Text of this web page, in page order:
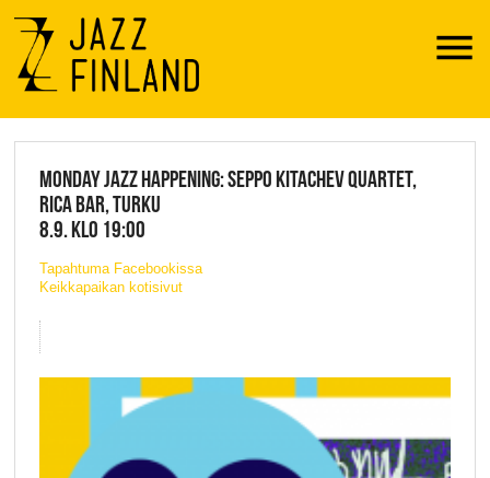
Menu
JAZZ FINLAND LIVE
MONDAY JAZZ HAPPENING: SEPPO KITACHEV QUARTET,
RICA BAR, TURKU
8.9. KLO 19:00
Tapahtuma Facebookissa
Keikkapaikan kotisivut